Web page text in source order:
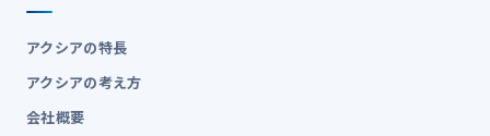
アクシアの特長
アクシアの考え方
会社概要